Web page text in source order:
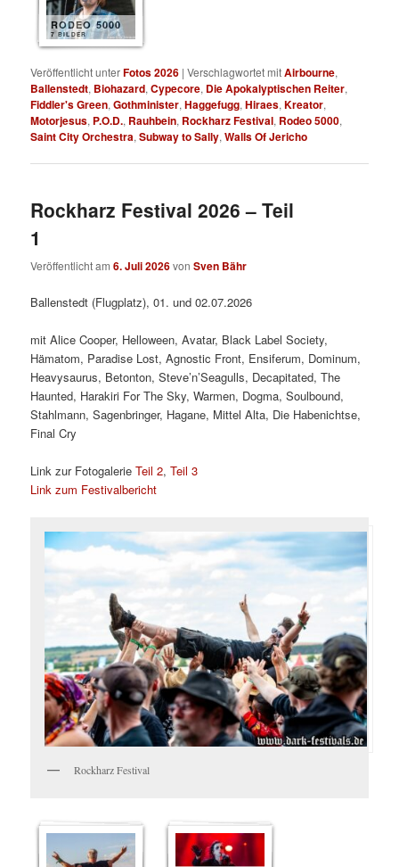
RODEO 5000
7 BILDER
Veröffentlicht unterFotos 2026 |Verschlagwortet mitAirbourne,
Ballenstedt, Biohazard,Cypecore, Die Apokalyptischen Reiter,
Fiddler's Green,Gothminister,Haggefugg,Hiraes,Kreator,
Motorjesus, P.O.D., Rauhbein, Rockharz Festival, Rodeo 5000,
Saint City Orchestra,Subway to Sally,Walls Of Jericho
Rockharz Festival 2026 – Teil
1
Veröffentlicht am6. Juli 2026vonSven Bähr
Ballenstedt (Flugplatz), 01. und 02.07.2026
mit Alice Cooper, Helloween, Avatar, Black Label Society,
Hämatom, Paradise Lost, Agnostic Front, Ensiferum, Dominum,
Heavysaurus, Betonton, Steve’n’Seagulls, Decapitated, The
Haunted, Harakiri For The Sky, Warmen, Dogma, Soulbound,
Stahlmann, Sagenbringer, Hagane, Mittel Alta, Die Habenichtse,
Final Cry
Link zur FotogalerieTeil 2,Teil 3
Link zum Festivalbericht
Rockharz Festival